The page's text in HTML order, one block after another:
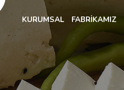
KURUMSAL FABRİKAMIZ